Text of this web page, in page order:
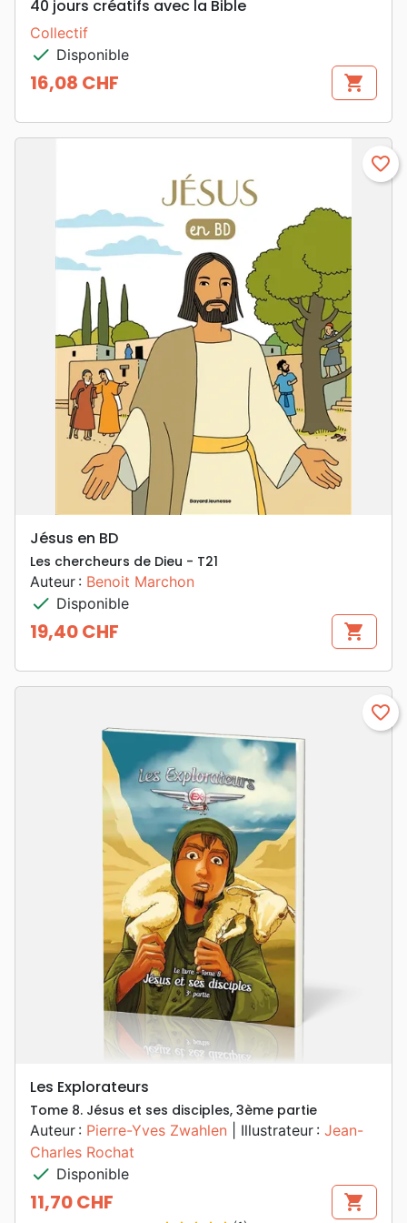
40 jours créatifs avec la Bible
Collectif
check Disponible
Prix
16,08 CHF shopping_cart
favorite_border
Jésus en BD
Les chercheurs de Dieu - T21
Auteur : Benoit Marchon
check Disponible
Prix
19,40 CHF shopping_cart
favorite_border
Les Explorateurs
Tome 8. Jésus et ses disciples, 3ème partie
Auteur : Pierre-Yves Zwahlen | Illustrateur : Jean-
Charles Rochat
check Disponible
Prix
11,70 CHF shopping_cart